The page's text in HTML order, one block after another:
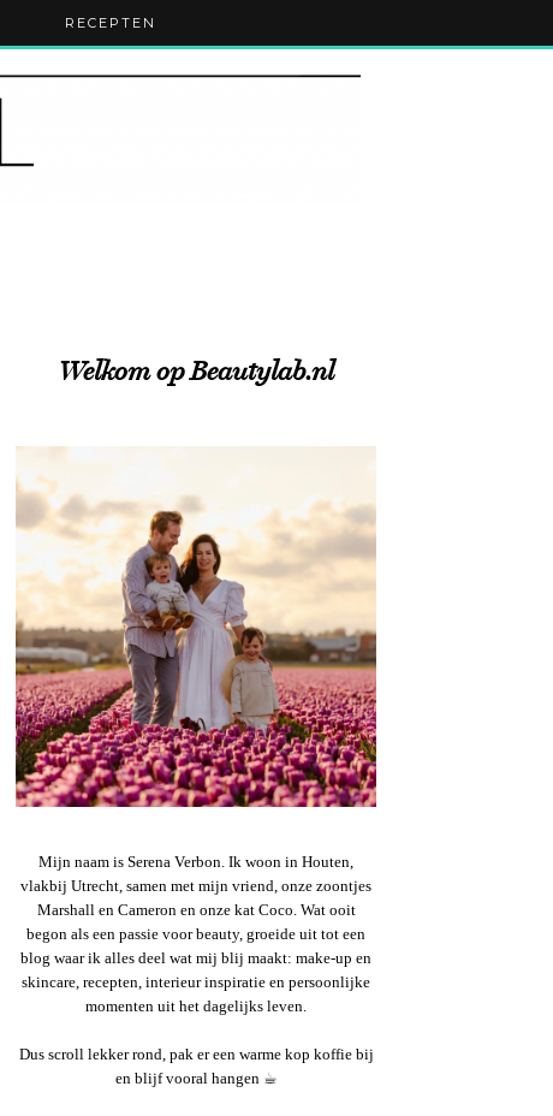
RECEPTEN
Welkom op Beautylab.nl
Mijn naam is Serena Verbon. Ik woon in Houten,
vlakbij Utrecht, samen met mijn vriend, onze zoontjes
Marshall en Cameron en onze kat Coco. Wat ooit
begon als een passie voor beauty, groeide uit tot een
blog waar ik alles deel wat mij blij maakt: make-up en
skincare, recepten, interieur inspiratie en persoonlijke
momenten uit het dagelijks leven.
Dus scroll lekker rond, pak er een warme kop koffie bij
en blijf vooral hangen ☕︎